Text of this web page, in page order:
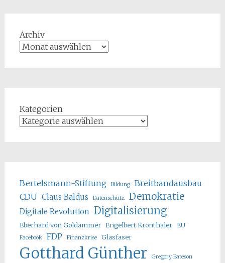
Archiv
Kategorien
Bertelsmann-Stiftung Bildung
Breitbandausbau
CDU Claus Baldus Datenschutz Demokratie
Digitale Revolution Digitalisierung
Eberhard von Goldammer Engelbert Kronthaler EU
Facebook FDP Finanzkrise Glasfaser
Gotthard Günther Gregory Bateson